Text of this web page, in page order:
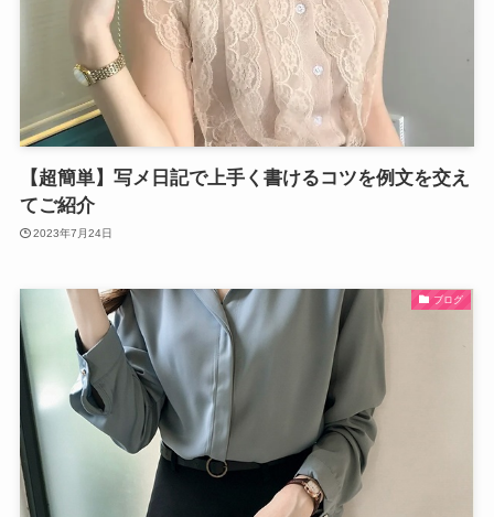
【超簡単】写メ日記で上手く書けるコツを例文を交え
てご紹介
2023年7月24日
ブログ